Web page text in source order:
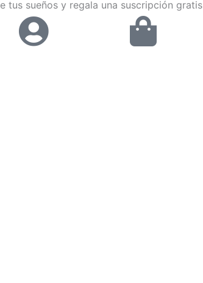
tus sueños y regala una suscripción gratis